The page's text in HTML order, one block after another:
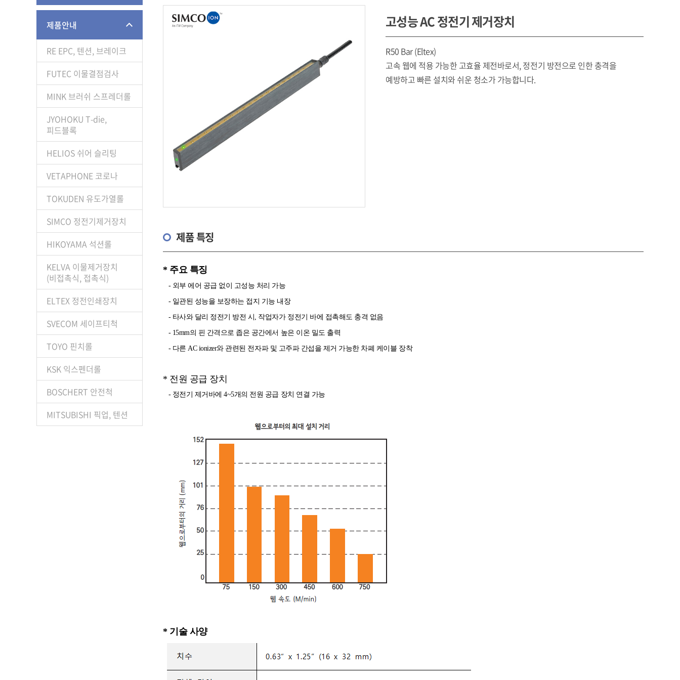
제품안내
RE EPC, 텐션, 브레이크
FUTEC 이물결점검사
MINK 브러쉬 스프레더롤
JYOHOKU T-die,
피드블록
HELIOS 쉬어 슬리팅
VETAPHONE 코로나
TOKUDEN 유도가열롤
SIMCO 정전기제거장치
HIKOYAMA 석션롤
KELVA 이물제거장치
(비접촉식, 접촉식)
ELTEX 정전인쇄장치
SVECOM 세이프티척
TOYO 핀치롤
KSK 익스펜더롤
BOSCHERT 안전척
MITSUBISHI 픽업, 텐션
고성능 AC 정전기 제거장치
R50 Bar (Eltex)
고속 웹에 적용 가능한 고효율 제전바로서, 정전기 방전으로 인한 충격을
예방하고 빠른 설치와 쉬운 청소가 가능합니다.
제품 특징
* 주요 특징
- 외부 에어 공급 없이 고성능 처리 가능
- 일관된 성능을 보장하는 접지 기능 내장
- 타사와 달리 정전기 방전 시, 작업자가 정전기 바에 접촉해도 충격 없음
- 15mm의 핀 간격으로 좁은 공간에서 높은 이온 밀도 출력
- 다른 AC ionizer와 관련된 전자파 및 고주파 간섭을 제거 가능한 차폐 케이블 장착
* 전원 공급 장치
- 정전기 제거바에 4~5개의 전원 공급 장치 연결 가능
* 기술 사양